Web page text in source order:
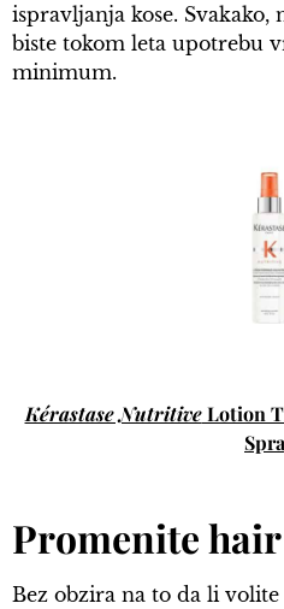
ispravljanja kose.
biste tokom leta upotrebu
minimum.
Kérastase NutritiveLotion
Promenite
Bez obzira na to da li